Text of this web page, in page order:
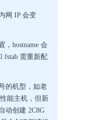
网 IP 会变
，hostname 会
fstab 需重新配
的机型，如老
能主机，但新
动创建 2C8G